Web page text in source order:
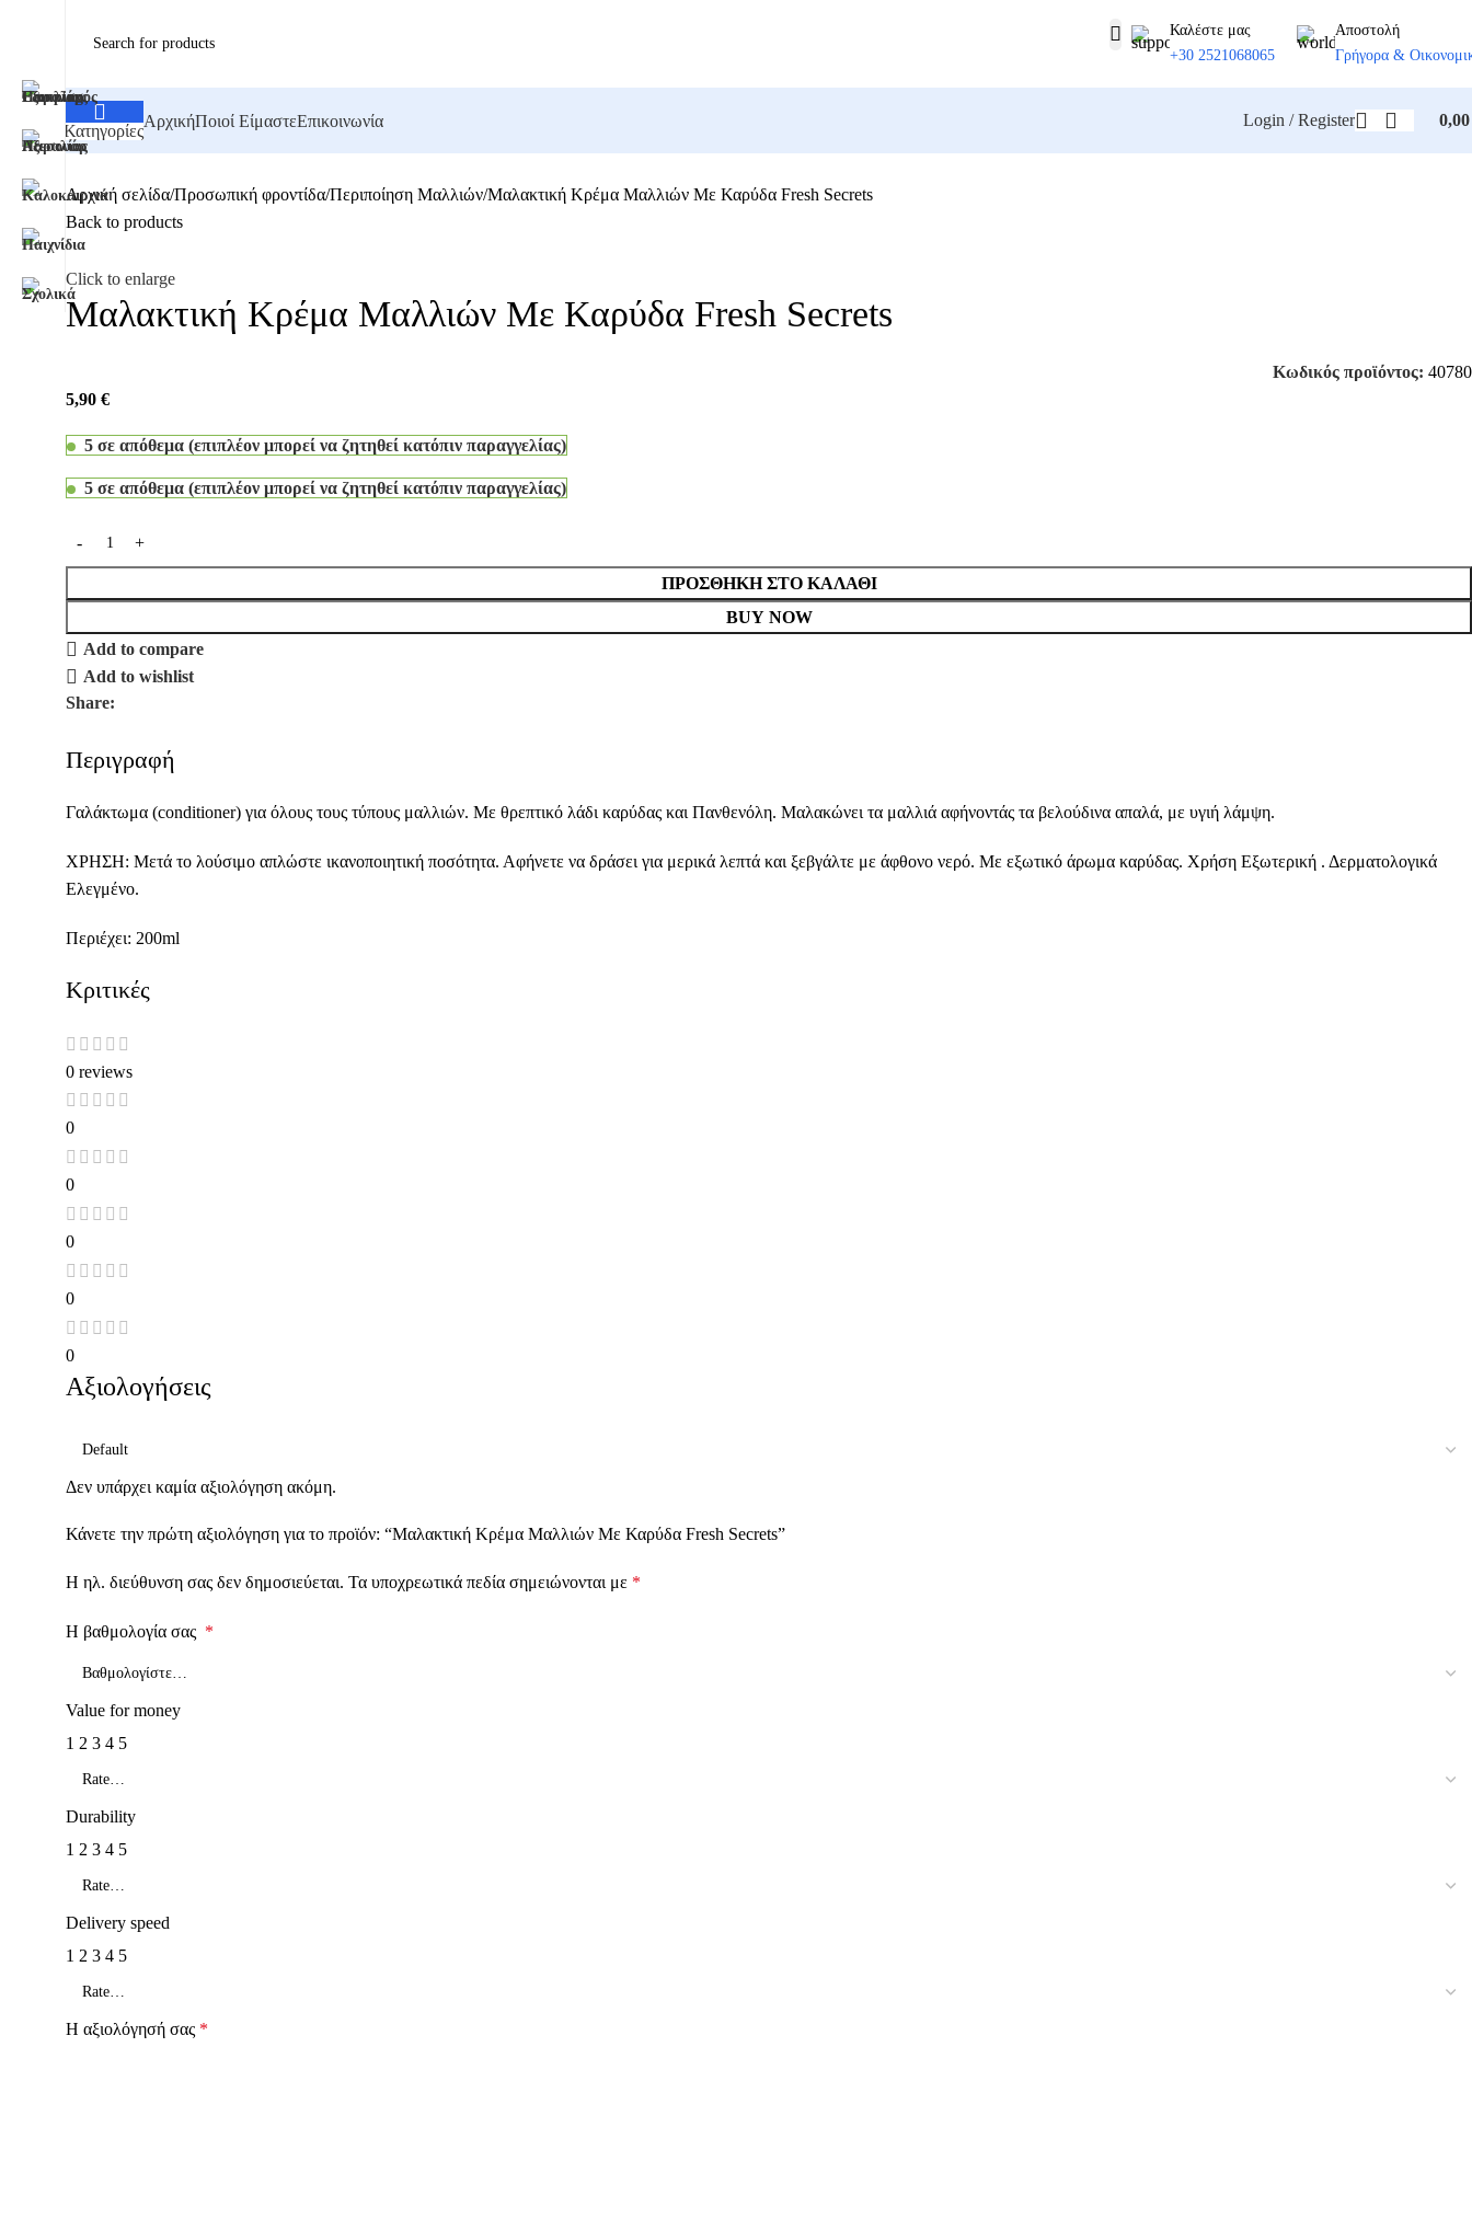
Καλέστε μας
+30 2521068065
Αποστολή
Γρήγορα &
Κατηγορίες
ΑρχικήΠοιοί ΕίμαστεΕπικοινωνία Login / Register
Αρχική σελίδα Προσωπική φροντίδα Περιποίηση Μαλλιών Μαλακτική Κρέμα Μαλλιών Με Καρύδα Fresh Secrets
Back to products
Click to enlarge
Μαλακτική Κρέμα Μαλλιών Με Καρύδα Fresh Secrets
Κωδικός προϊόντος: 40780
5,90 €
5 σε απόθεμα (επιπλέον μπορεί να ζητηθεί κατόπιν παραγγελίας)
5 σε απόθεμα (επιπλέον μπορεί να ζητηθεί κατόπιν παραγγελίας)
ΠΡΟΣΘΉΚΗ ΣΤΟ ΚΑΛΆΘΙ
BUY NOW
Add to compare
Add to wishlist
Share:
Περιγραφή
Γαλάκτωμα (conditioner) για όλους τους τύπους μαλλιών. Με θρεπτικό λάδι καρύδας και Πανθενόλη. Μαλακώνει τα μαλλιά αφήνοντάς τα βελούδινα απαλά, με υγιή λάμψη.
ΧΡΗΣΗ: Μετά το λούσιμο απλώστε ικανοποιητική ποσότητα. Αφήνετε να δράσει για μερικά λεπτά και ξεβγάλτε με άφθονο νερό. Με εξωτικό άρωμα καρύδας. Χρήση Εξωτερική . Δερματολογικά
Ελεγμένο.
Περιέχει: 200ml
Κριτικές
0 reviews
0
0
0
0
0
Αξιολογήσεις
Δεν υπάρχει καμία αξιολόγηση ακόμη.
Κάνετε την πρώτη αξιολόγηση για το προϊόν: “Μαλακτική Κρέμα Μαλλιών Με Καρύδα Fresh Secrets”
Η ηλ. διεύθυνση σας δεν δημοσιεύεται. Τα υποχρεωτικά πεδία σημειώνονται με *
Η βαθμολογία σας *
Value for money
1 2 3 4 5
Durability
1 2 3 4 5
Delivery speed
1 2 3 4 5
Η αξιολόγησή σας *